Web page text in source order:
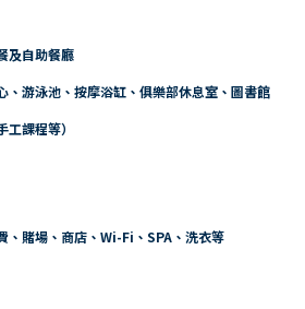
及自助餐廳
、游泳池、按摩浴缸、俱樂部休息室、圖書館
課程等）
、賭場、商店、Wi-Fi、SPA、洗衣等